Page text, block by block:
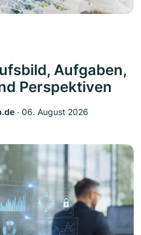
Aufgaben,
Perspektiven
‧ 06. August 2026